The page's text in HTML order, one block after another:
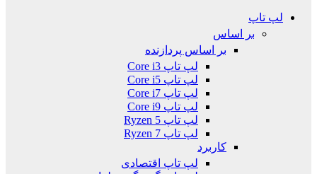
لپ تاپ
بر اساس
بر اساس پردازنده
لپ تاپ Core i3
لپ تاپ Core i5
لپ تاپ Core i7
لپ تاپ Core i9
لپ تاپ Ryzen 5
لپ تاپ Ryzen 7
کاربرد
لپ تاپ اقتصادی